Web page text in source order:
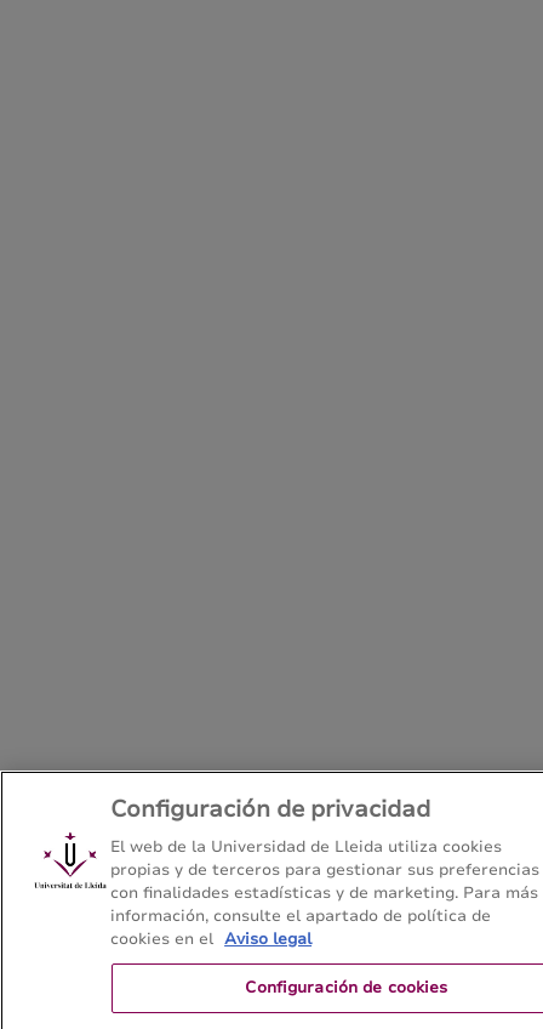
Configuración de privacidad
El web de la Universidad de Lleida utiliza cookies
propias y de terceros para gestionar sus preferencias
con finalidades estadísticas y de marketing. Para más
información, consulte el apartado de política de
cookies en el Aviso legal
Configuración de cookies